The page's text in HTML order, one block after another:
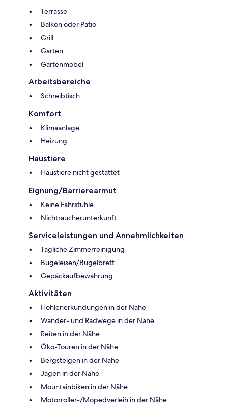
Terrasse
Balkon oder Patio
Grill
Garten
Gartenmöbel
Arbeitsbereiche
Schreibtisch
Komfort
Klimaanlage
Heizung
Haustiere
Haustiere nicht gestattet
Eignung/Barrierearmut
Keine Fahrstühle
Nichtraucherunterkunft
Serviceleistungen und Annehmlichkeiten
Tägliche Zimmerreinigung
Bügeleisen/Bügelbrett
Gepäckaufbewahrung
Aktivitäten
Höhlenerkundungen in der Nähe
Wander- und Radwege in der Nähe
Reiten in der Nähe
Öko-Touren in der Nähe
Bergsteigen in der Nähe
Jagen in der Nähe
Mountainbiken in der Nähe
Motorroller-/Mopedverleih in der Nähe